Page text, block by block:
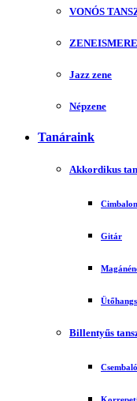
VONÓS
Jazz zene
Népzene
Tanáraink
Akkordikus
Gitár
Billentyűs
Csembaló